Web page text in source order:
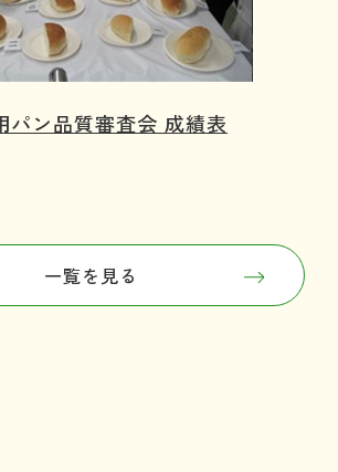
パン品質審査会 成績表
一覧を見る